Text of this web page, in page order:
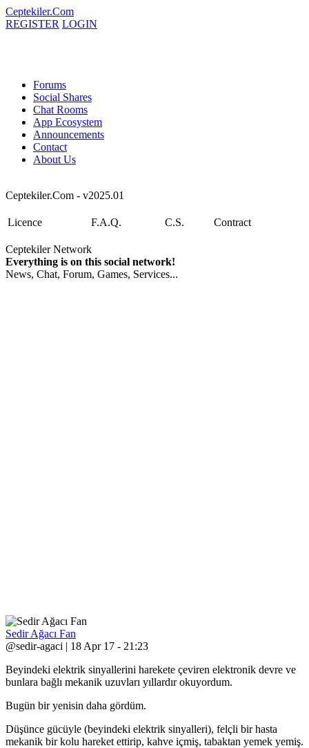
Ceptekiler.Com
REGISTER LOGIN
Forums
Social Shares
Chat Rooms
App Ecosystem
Announcements
Contact
About Us
Ceptekiler.Com - v2025.01
Licence F.A.Q. C.S. Contract
Ceptekiler Network
Everything is on this social network!
News, Chat, Forum, Games, Services...
Sedir Ağacı Fan
@sedir-agaci | 18 Apr 17 - 21:23
Beyindeki elektrik sinyallerini harekete çeviren elektronik devre ve
bunlara bağlı mekanik uzuvları yıllardır okuyordum.
Bugün bir yenisin daha gördüm.
Düşünce gücüyle (beyindeki elektrik sinyalleri), felçli bir hasta
mekanik bir kolu hareket ettirip, kahve içmiş, tabaktan yemek yemiş.